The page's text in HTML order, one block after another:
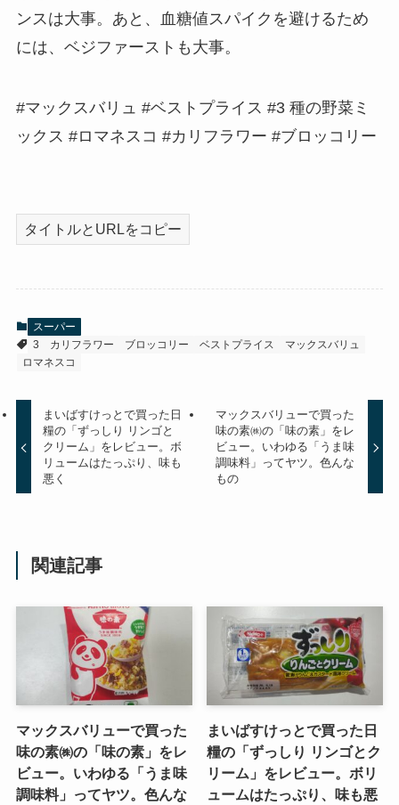
ンスは大事。あと、血糖値スパイクを避けるため
には、ベジファーストも大事。
#マックスバリュ #ベストプライス #3 種の野菜ミ
ックス #ロマネスコ #カリフラワー #ブロッコリー
タイトルとURLをコピー
スーパー
3
カリフラワー ブロッコリー ベストプライス
マックスバリュ
ロマネスコ
まいばすけっとで買った日
糧の「ずっしり リンゴと
クリーム」をレビュー。ボ
リュームはたっぷり、味も
悪く
マックスバリューで買った
味の素㈱の「味の素」をレ
ビュー。いわゆる「うま味
調味料」ってヤツ。色んな
もの
関連記事
マックスバリューで買った
味の素㈱の「味の素」をレ
ビュー。いわゆる「うま味
調味料」ってヤツ。色んな
まいばすけっとで買った日
糧の「ずっしり リンゴとク
リーム」をレビュー。ボリ
ュームはたっぷり、味も悪